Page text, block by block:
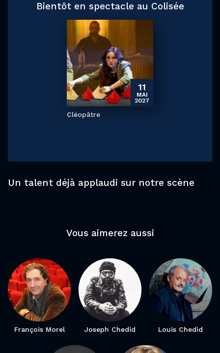
Bientôt en spectacle au Colisée
11
MAI
2027
Cléopâtre
Un talent déjà applaudi sur notre scène
Vous aimerez aussi
François Morel Joseph Chedid Louis Chedid